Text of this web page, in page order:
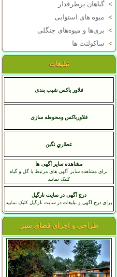
> گیاهان پرطرفدار
> میوه های استوایی
> بری‌ها و میوه‌های جنگلی
> ساکولنت ها
تبلیغات
فلاور باکس شیب بندی
فلاورباکس ومحوطه سازی
عطاري نگين
مشاهده سایر آگهی ها
برای مشاهده سایر آگهی های مرتبط با گل و گیاه
کلیک نمایید
درج آگهی در سایت نارگیل
برای درج آگهی و تبلیغات در سایت نارگیل کلیک نمایید
طراحی و اجرای فضای سبز